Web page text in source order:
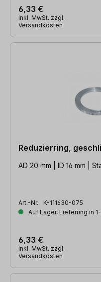
6,33 €
inkl. MwSt. zzgl.
Versandkosten
Reduzierring,
AD 20 mm | ID 16 mm |
Art.-Nr.: K-111630-075
Auf Lager, Lieferung in
6,33 €
inkl. MwSt. zzgl.
Versandkosten